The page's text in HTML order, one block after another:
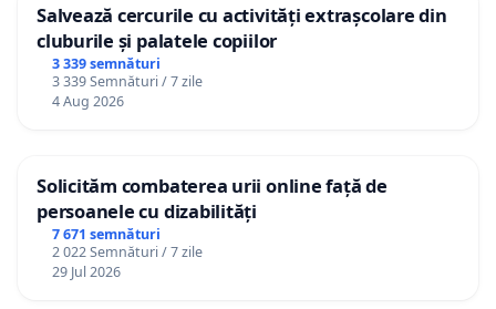
Salvează cercurile cu activități extrașcolare din
cluburile și palatele copiilor
3 339 semnături
3 339 Semnături / 7 zile
4 Aug 2026
Solicităm combaterea urii online față de
persoanele cu dizabilități
7 671 semnături
2 022 Semnături / 7 zile
29 Jul 2026